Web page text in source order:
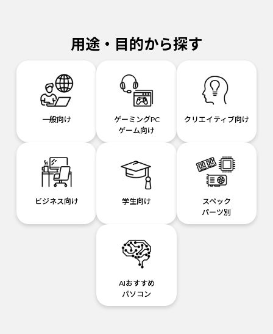
用途・目的から探す
一般向け
ゲーミングPC
ゲーム向け
クリエイティブ向け
ビジネス向け 学生向け
スペック
パーツ別
AIおすすめ
パソコン